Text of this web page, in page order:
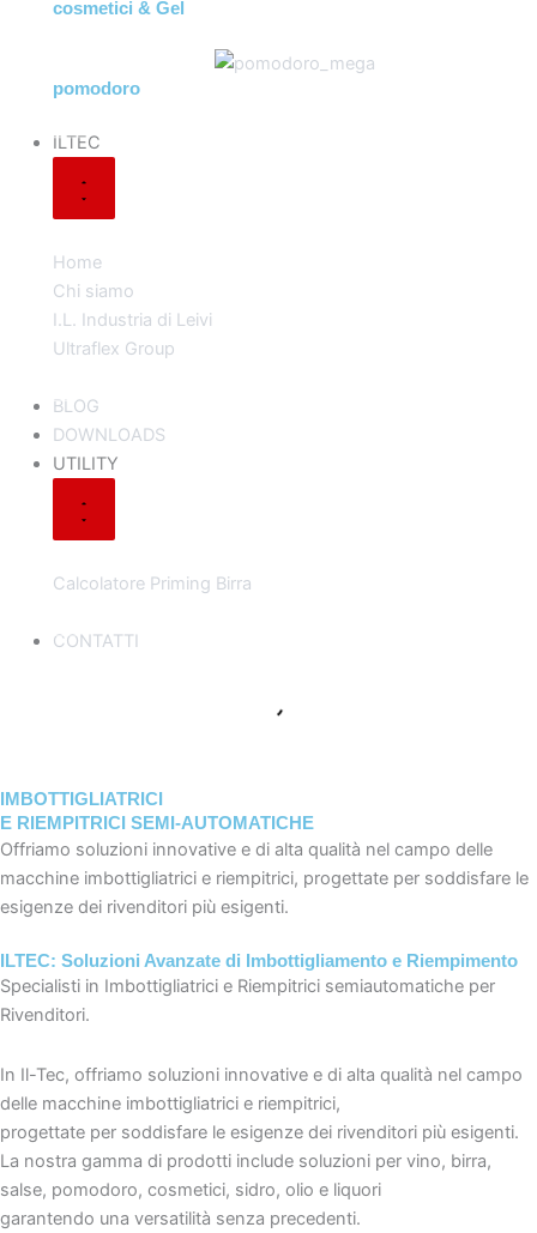
cosmetici & Gel
pomodoro
ILTEC
Home
Chi siamo
I.L. Industria di Leivi
Ultraflex Group
BLOG
DOWNLOADS
UTILITY
Calcolatore Priming Birra
CONTATTI
IMBOTTIGLIATRICI
E RIEMPITRICI SEMI-AUTOMATICHE
Offriamo soluzioni innovative e di alta qualità nel campo delle
macchine imbottigliatrici e riempitrici, progettate per soddisfare le
esigenze dei rivenditori più esigenti.
ILTEC: Soluzioni Avanzate di Imbottigliamento e Riempimento
Specialisti in Imbottigliatrici e Riempitrici semiautomatiche per
Rivenditori.
In Il-Tec, offriamo soluzioni innovative e di alta qualità nel campo
delle macchine imbottigliatrici e riempitrici,
progettate per soddisfare le esigenze dei rivenditori più esigenti.
La nostra gamma di prodotti include soluzioni per vino, birra,
salse, pomodoro, cosmetici, sidro, olio e liquori
garantendo una versatilità senza precedenti.